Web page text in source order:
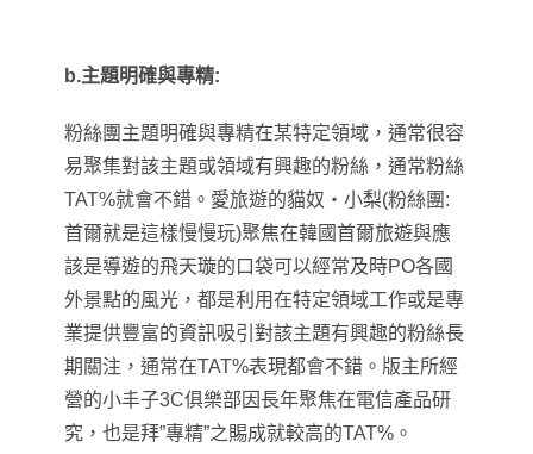
b.主題明確與專精:
粉絲團主題明確與專精在某特定領域 ， 通常很容
易聚集對該主題或領域有興趣的粉絲 ， 通常粉絲
TAT%就會不錯。 愛旅遊的貓奴‧小梨(粉絲團:
首爾就是這樣慢慢玩)聚焦在韓國首爾旅遊與應
該是導遊的飛天璇的口袋可以經常及時PO各國
外景點的風光 ， 都是利用在特定領域工作或是專
業提供豐富的資訊吸引對該主題有興趣的粉絲長
期關注 ， 通常在TAT%表現都會不錯 。版主所經
營的小丰子3C俱樂部因長年聚焦在電信產品研
究 ， 也是拜”專精”之賜成就較高的TAT% 。